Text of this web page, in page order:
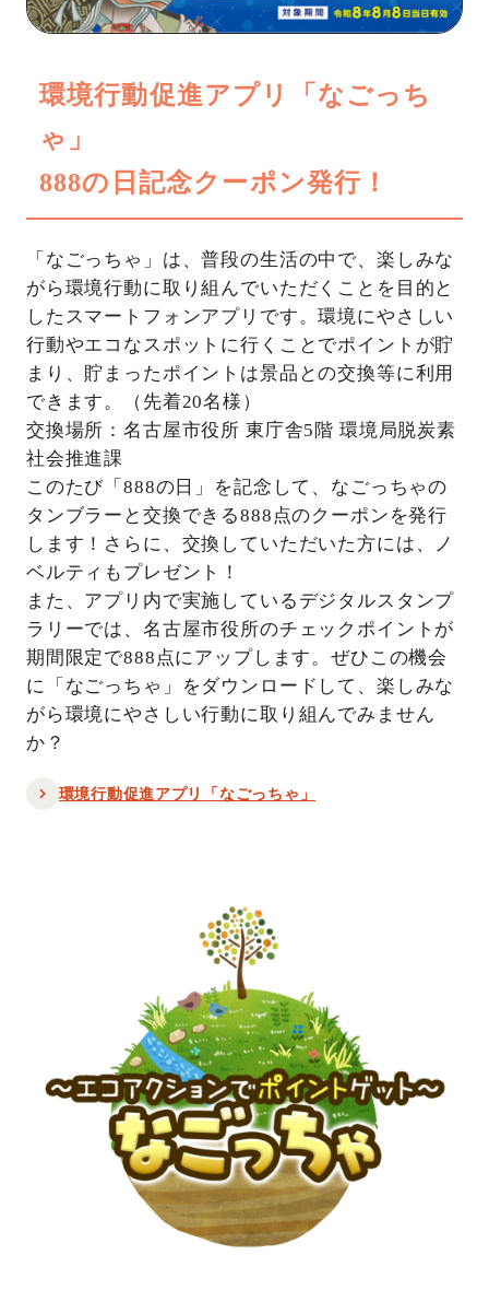
環境行動促進アプリ「なごっち
ゃ」
888の日記念クーポン発行！
「なごっちゃ」は、普段の生活の中で、楽しみな
がら環境行動に取り組んでいただくことを目的と
したスマートフォンアプリです。環境にやさしい
行動やエコなスポットに行くことでポイントが貯
まり、貯まったポイントは景品との交換等に利用
できます。（先着20名様）
交換場所：名古屋市役所 東庁舎5階 環境局脱炭素
社会推進課
このたび「888の日」を記念して、なごっちゃの
タンブラーと交換できる888点のクーポンを発行
します！さらに、交換していただいた方には、ノ
ベルティもプレゼント！
また、アプリ内で実施しているデジタルスタンプ
ラリーでは、名古屋市役所のチェックポイントが
期間限定で888点にアップします。ぜひこの機会
に「なごっちゃ」をダウンロードして、楽しみな
がら環境にやさしい行動に取り組んでみません
か？
環境行動促進アプリ「なごっちゃ」